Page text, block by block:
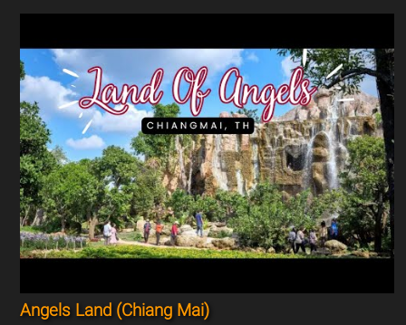
Angels Land (Chiang Mai)